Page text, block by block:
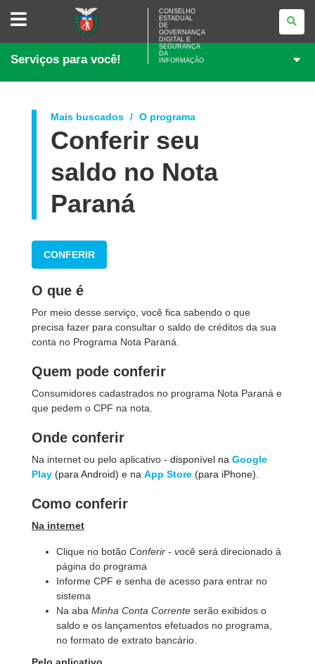
CONSELHO
ESTADUAL
GOVERNANÇA
E
DA
CONSELHO
ESTADUAL
DE
GOVERNANÇA
DIGITAL E
SEGURANÇA
DA
INFORMAÇÃO
Serviços para você!
Mais buscados O programa
Conferir seu
saldo no Nota
Paraná
CONFERIR
O que é
Por meio desse serviço, você fica sabendo o que
precisa fazer para consultar o saldo de créditos da sua
conta no Programa Nota Paraná.
Quem pode conferir
Consumidores cadastrados no programa Nota Paraná e
que pedem o CPF na nota.
Onde conferir
Na internet ou pelo aplicativo - disponível na Google
Play (para Android) e na App Store (para iPhone).
Como conferir
Na internet
Clique no botão Conferir - você será direcionado à
página do programa
Informe CPF e senha de acesso para entrar no
sistema
Na aba Minha Conta Corrente serão exibidos o
saldo e os lançamentos efetuados no programa,
no formato de extrato bancário.